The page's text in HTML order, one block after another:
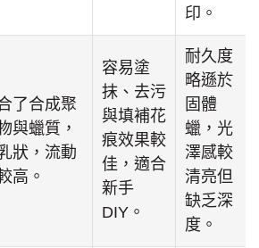
印。
了合成聚
與蠟質，
狀，流動
高。
容易塗
抹、去污
與填補花
痕效果較
佳，適合
新手
DIY。
耐久度
略遜於
固體
蠟，光
澤感較
清亮但
缺乏深
度。